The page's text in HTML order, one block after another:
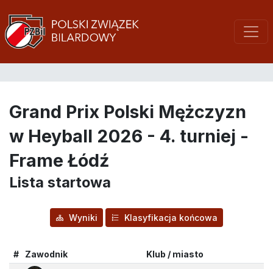
Grand Prix Polski Mężczyzn
w Heyball 2026 - 4. turniej -
Frame Łódź
Lista startowa
Wyniki Klasyfikacja końcowa
# Zawodnik Klub / miasto